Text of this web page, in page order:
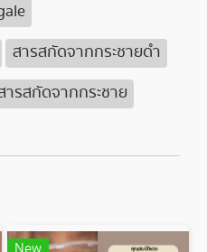
สารสกัดจากกระชายดำ
ารสกัดจากกระชาย